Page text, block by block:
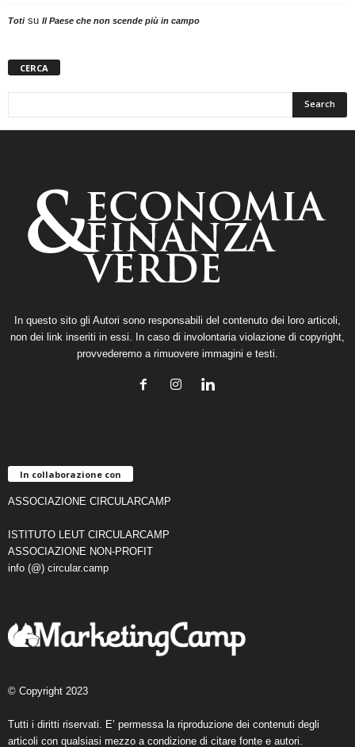
Totisu Il Paese che non scende più in campo
CERCA
In questo sito gli Autori sono responsabili del contenuto dei loro articoli,
non dei link inseriti in essi. In caso di involontaria violazione di copyright,
provvederemo a rimuovere immagini e testi.
In collaborazione con
ASSOCIAZIONE CIRCULARCAMP
ISTITUTO LEUT CIRCULARCAMP
ASSOCIAZIONE NON-PROFIT
info (@) circular.camp
© Copyright 2023
Tutti i diritti riservati. E’ permessa la riproduzione dei contenuti degli
articoli con qualsiasi mezzo a condizione di citare fonte e autori.